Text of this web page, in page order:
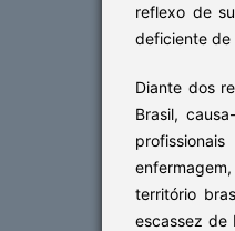
reflexo de
deficiente de
Diante dos
Brasil,
território
escassez de